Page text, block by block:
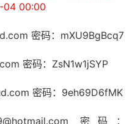
04 00:00
密码：mXU9BgBcq7
密码：ZsN1w1jSYP
密码：9eh69D6fMK
密码：